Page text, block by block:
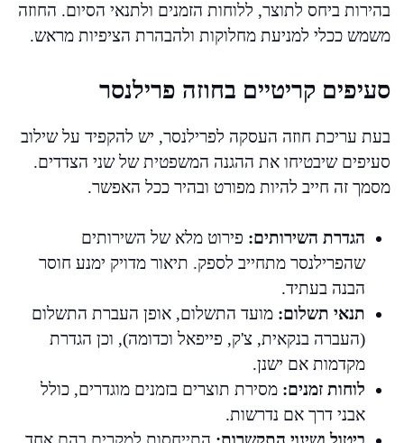
בהירות ביחס לתוצר, ללוחות הזמנים ולתנאי הסיום. החוזה
משמש ככלי למניעת מחלוקות ולהבהרת הציפיות מראש.
סעיפים קריטיים בחוזה פרילנסר
בעת עריכת חוזה העסקה לפרילנסר, יש להקפיד על שילוב
סעיפים שיבטיחו את ההגנה המשפטית של שני הצדדים.
מסמך זה חייב להיות מפורט ובהיר ככל האפשר.
הגדרת השירותים: פירוט מלא של השירותים
שהפרילנסר מתחייב לספק. תיאור מדויק ימנע חוסר
הבנה בעתיד.
תנאי תשלום: מועד התשלום, אופן העברת התשלום
(העברה בנקאית, צ'ק, פייפאל וכדומה), וכן הגדרת
מקדמות אם ישנן.
לוחות זמנים: מסירת תוצרים בזמנים מוגדרים, כולל
אבני דרך אם נדרשות.